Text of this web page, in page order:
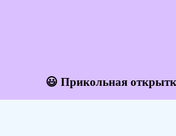
😃 Прикольная